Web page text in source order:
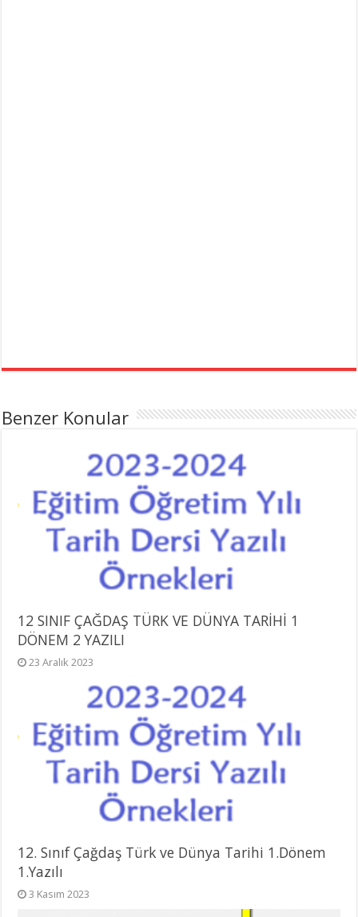
Benzer Konular
12 SINIF ÇAĞDAŞ TÜRK VE DÜNYA TARİHİ 1
DÖNEM 2 YAZILI
23 Aralık 2023
12. Sınıf Çağdaş Türk ve Dünya Tarihi 1.Dönem
1.Yazılı
3 Kasım 2023